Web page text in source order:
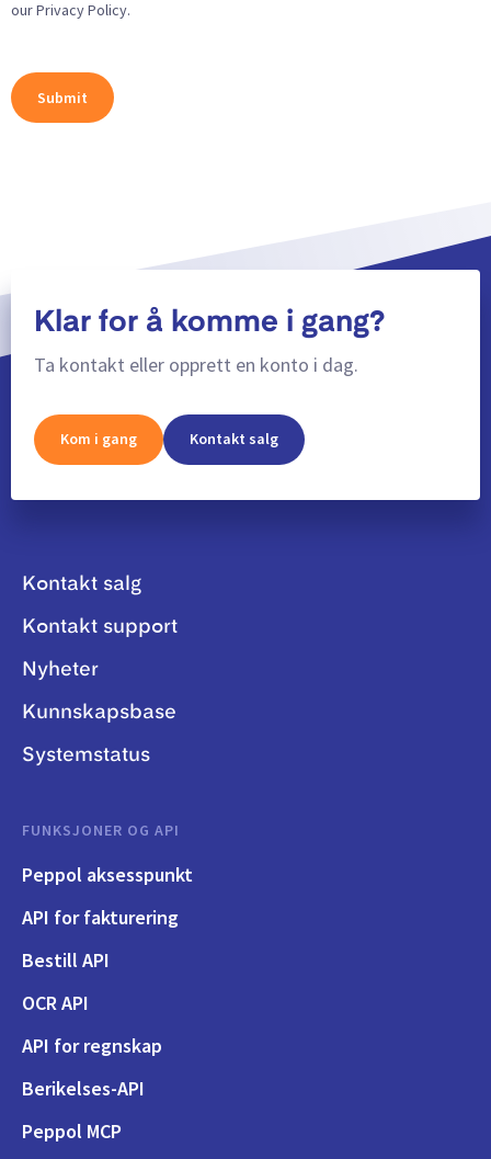
our Privacy Policy.
Klar for å komme i gang?
Ta kontakt eller opprett en konto i dag.
Kom i gang Kontakt salg
Kontakt salg
Kontakt support
Nyheter
Kunnskapsbase
Systemstatus
FUNKSJONER OG API
Peppol aksesspunkt
API for fakturering
Bestill API
OCR API
API for regnskap
Berikelses-API
Peppol MCP